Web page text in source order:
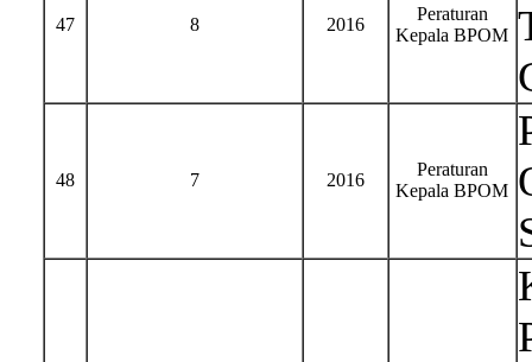
47 8 2016
Peraturan
Kepala BPOM
48 7 2016
Peraturan
Kepala BPOM